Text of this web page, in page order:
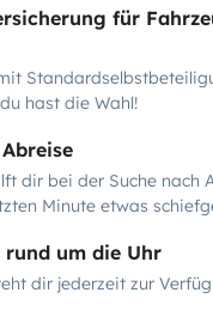
für
hast die Wahl!
dir bei der Suche nach
Minute etwas
rund um die Uhr
dir jederzeit zur